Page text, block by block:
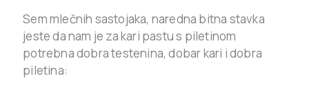
Sem mlečnih sastojaka, naredna bitna stavka
jeste da nam je za kari pastu s piletinom
potrebna dobra testenina, dobar kari i dobra
piletina: